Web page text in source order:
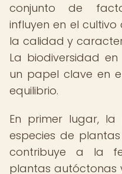
conjunto de
influyen en el
la calidad y
La biodiversidad
un papel clave en
equilibrio.
En primer lugar, la
especies de
contribuye a la
plantas autóctonas